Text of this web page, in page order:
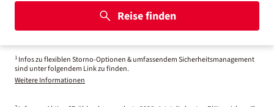
Reise finden
1 Infos zu flexiblen Storno-Optionen & umfassendem Sicherheitsmanagement
sind unter folgendem Link zu finden.
Weitere Informationen